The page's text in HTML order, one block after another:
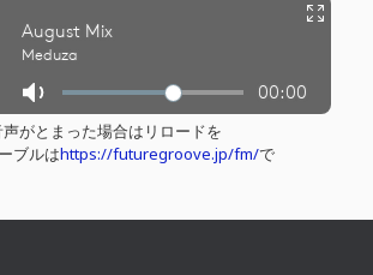
声がとまった場合はリロードを
ブルはhttps://futuregroove.jp/fm/で